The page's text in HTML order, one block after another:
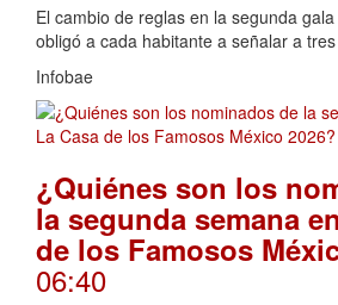
El cambio de reglas en la segunda
obligó a cada habitante a señalar a
Infobae
¿Quiénes son los
la segunda semana
de los Famosos
06:40